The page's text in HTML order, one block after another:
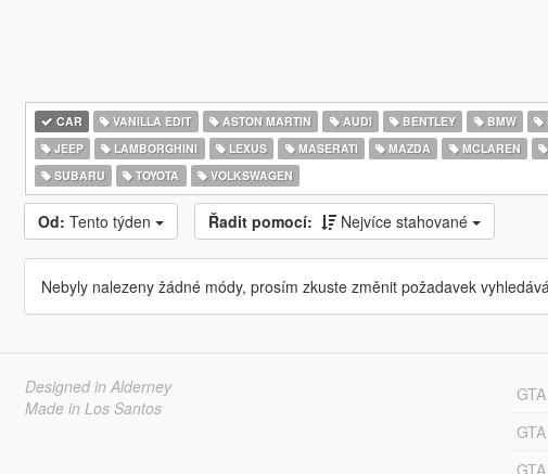
CAR VANILLA EDIT ASTON MARTIN AUDI BENTLEY BMW
JEEP
LAMBORGHINI LEXUS MASERATI MAZDA MCLAREN
SUBARU
TOYOTA VOLKSWAGEN
Od: Tento týden Řadit pomocí: Nejvíce stahované
Nebyly nalezeny žádné módy, prosím zkuste změnit požadavek
Designed in Alderney
Made in Los Santos